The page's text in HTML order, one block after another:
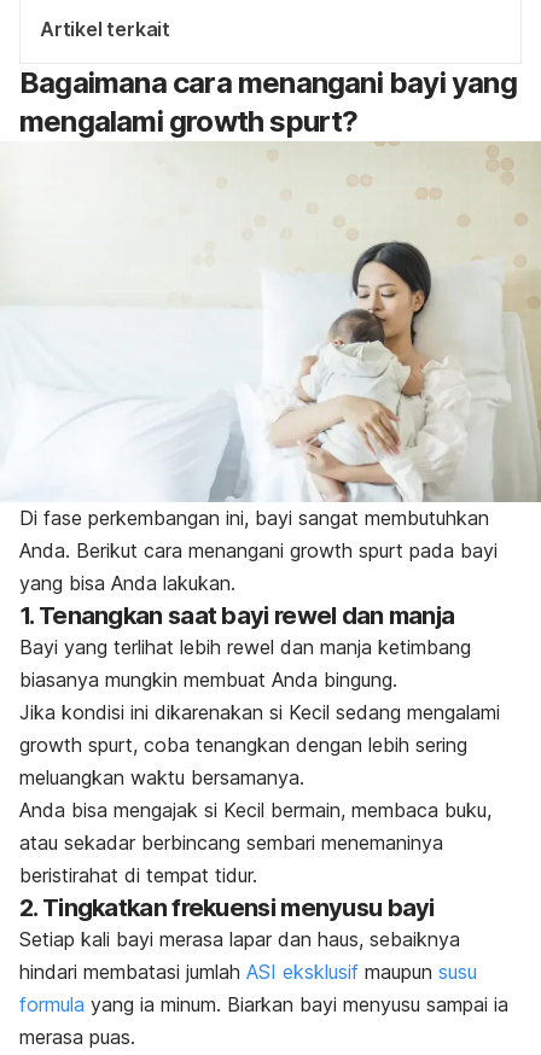
Artikel terkait
Bagaimana cara menangani bayi yang
mengalami growth spurt?
Di fase perkembangan ini, bayi sangat membutuhkan
Anda. Berikut cara menangani growth spurt pada bayi
yang bisa Anda lakukan.
1. Tenangkan saat bayi rewel dan manja
Bayi yang terlihat lebih rewel dan manja ketimbang
biasanya mungkin membuat Anda bingung.
Jika kondisi ini dikarenakan si Kecil sedang mengalami
growth spurt, coba tenangkan dengan lebih sering
meluangkan waktu bersamanya.
Anda bisa mengajak si Kecil bermain, membaca buku,
atau sekadar berbincang sembari menemaninya
beristirahat di tempat tidur.
2. Tingkatkan frekuensi menyusu bayi
Setiap kali bayi merasa lapar dan haus, sebaiknya
hindari membatasi jumlah ASI eksklusif maupun susu
formula yang ia minum. Biarkan bayi menyusu sampai ia
merasa puas.